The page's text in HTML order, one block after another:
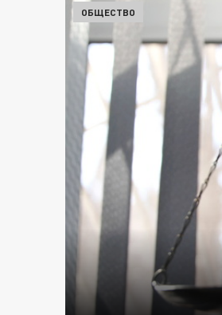
ОБЩЕСТВО